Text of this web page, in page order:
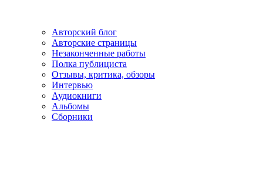
Авторский блог
Авторские страницы
Незаконченные работы
Полка публициста
Отзывы, критика, обзоры
Интервью
Аудиокниги
Альбомы
Сборники